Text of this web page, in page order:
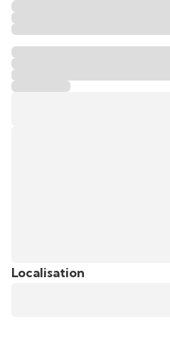
Localisation